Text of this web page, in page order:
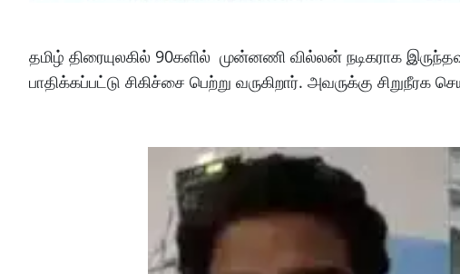
தமிழ் திரையுலகில் 90களில் முன்னணி வில்லன் நடிகராக
பாதிக்கப்பட்டு சிகிச்சை பெற்று வருகிறார். அவருக்கு